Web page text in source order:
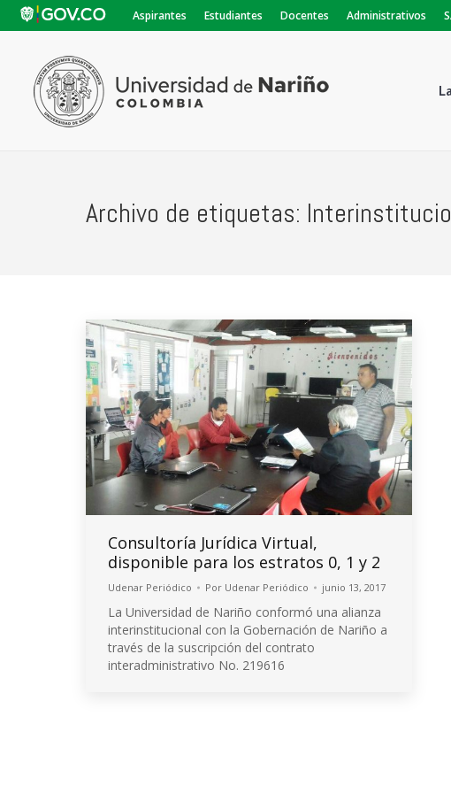
Aspirantes Estudiantes Docentes Administrativos
Archivo de etiquetas:
Consultoría Jurídica Virtual,
disponible para los estratos 0, 1 y 2
Udenar Periódico Por Udenar Periódico junio 13, 2017
La Universidad de Nariño conformó una alianza
interinstitucional con la Gobernación de Nariño a
través de la suscripción del contrato
interadministrativo No. 219616